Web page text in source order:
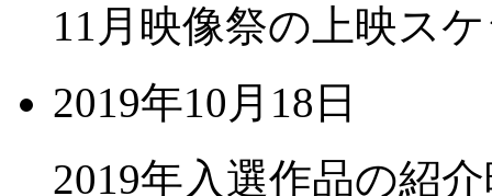
11月映像祭の上映ス
2019年10月18日
2019年入選作品の紹